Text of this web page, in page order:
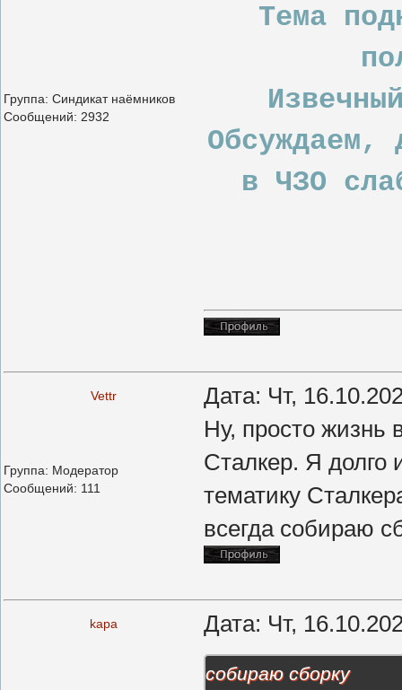
Группа: Синдикат наёмников
Сообщений: 2932
Тема
Обсуждаем,
в ЧЗО
Vettr Дата: Чт,
Группа: Модератор
Сообщений: 111
Ну, просто жизнь
Сталкер. Я долго
тематику
всегда собираю
kapa Дата: Чт,
собираю сборку